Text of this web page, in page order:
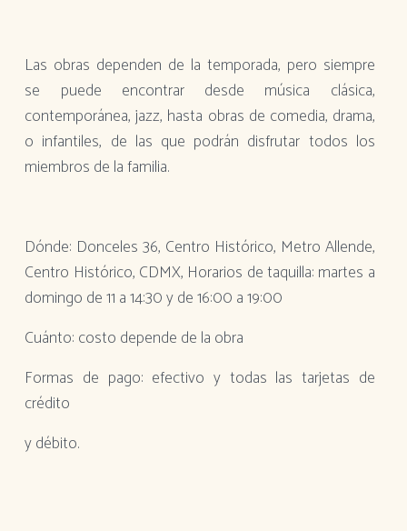
Las obras dependen de la temporada, pero siempre
se puede encontrar desde música clásica,
contemporánea, jazz, hasta obras de comedia, drama,
o infantiles, de las que podrán disfrutar todos los
miembros de la familia.
Dónde: Donceles 36, Centro Histórico, Metro Allende,
Centro Histórico, CDMX, Horarios de taquilla: martes a
domingo de 11 a 14:30 y de 16:00 a 19:00
Cuánto: costo depende de la obra
Formas de pago: efectivo y todas las tarjetas de
crédito
y débito.